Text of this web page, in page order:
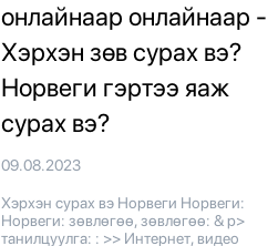
онлайнаар онлайнаар -
Хэрхэн зөв сурах вэ?
Норвеги гэртээ яаж
сурах вэ?
09.08.2023
Хэрхэн сурах вэ Норвеги Норвеги:
Норвеги: зөвлөгөө, зөвлөгөө: & p>
танилцуулга: : >> Интернет, видео